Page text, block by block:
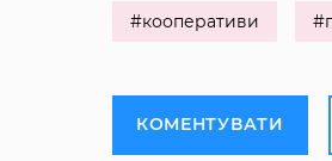
#кооперативи
КОМЕНТУВАТИ